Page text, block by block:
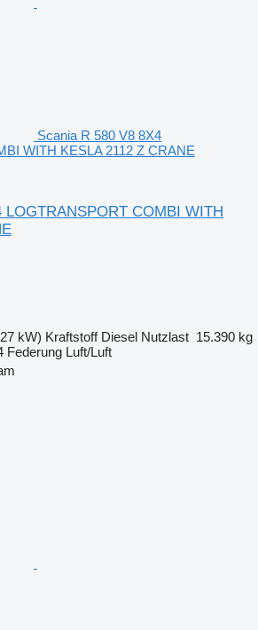
Scania R 580 V8 8X4
WITH KESLA 2112 Z CRANE
LOGTRANSPORT COMBI WITH
kW) Kraftstoff Diesel Nutzlast 15.390 kg
Federung Luft/Luft